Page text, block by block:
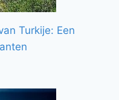
Turkije: Een